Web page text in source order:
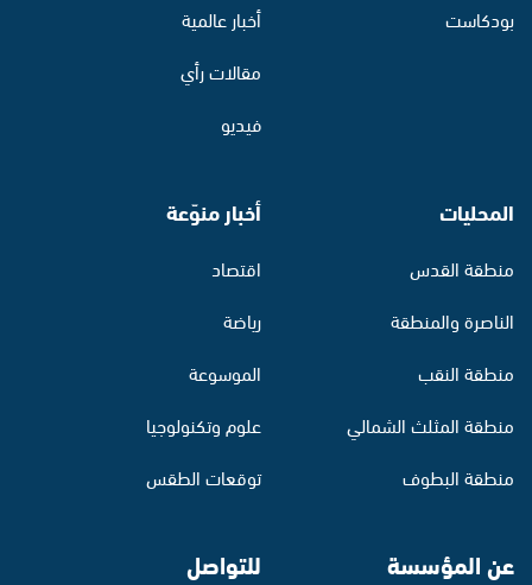
بودكاست
أخبار عالمية
مقالات رأي
فيديو
المحليات
منطقة القدس
الناصرة والمنطقة
منطقة النقب
منطقة المثلث الشمالي
منطقة البطوف
أخبار منوّعة
اقتصاد
رياضة
الموسوعة
علوم وتكنولوجيا
توقعات الطقس
عن المؤسسة للتواصل